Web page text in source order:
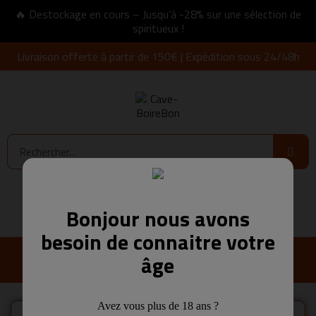
Bonjour nous avons
besoin de connaitre votre
âge
Avez vous plus de 18 ans ?
🔥 Destockage en cours – Jusqu’à -28% sur une sélection de
spiritueux !
Livraison offerte à partir de 150€ | Expédition sous 24/48h